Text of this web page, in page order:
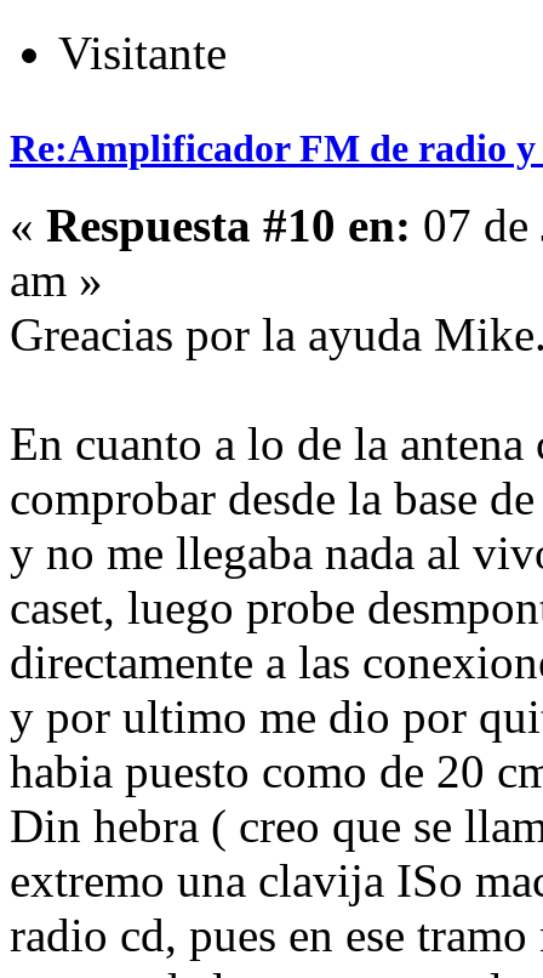
Visitante
Re:Amplificador FM de radio y
« Respuesta #10 en: 07
am »
Greacias por la ayuda
En cuanto a lo de la antena
comprobar desde la base
y no me llegaba nada al
caset, luego probe
directamente a las
y por ultimo me dio por
habia puesto como de 20
Din hebra ( creo que se
extremo una clavija ISo
radio cd, pues en ese